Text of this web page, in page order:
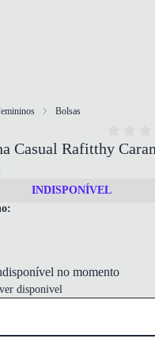
Bolsas
Casual Rafitthy
INDISPONÍVEL
no momento
disponivel